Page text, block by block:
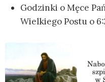
Godzinki o Męce
Wielkiego Postu o